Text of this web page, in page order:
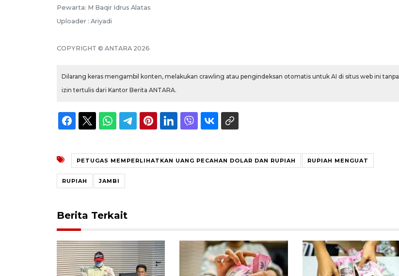
Pewarta: M Baqir Idrus Alatas
Uploader : Ariyadi
COPYRIGHT © ANTARA 2026
Dilarang keras mengambil konten, melakukan crawling atau pengindeksan otomatis untuk AI di situs web ini tanpa
izin tertulis dari Kantor Berita ANTARA.
PETUGAS MEMPERLIHATKAN UANG PECAHAN DOLAR DAN RUPIAH RUPIAH MENGUAT
RUPIAH JAMBI
Berita Terkait
Batang Tembesi di Jambi
pengelolaan kereta cepat
13 jam lalu